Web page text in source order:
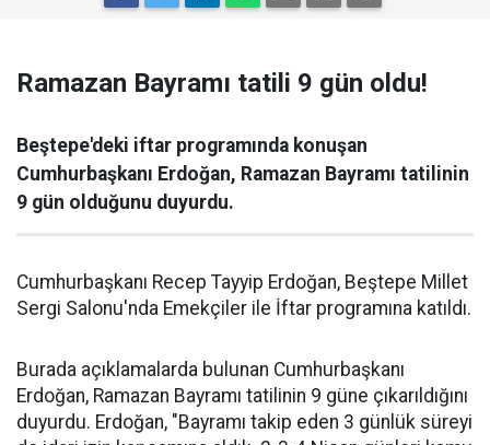
Ramazan Bayramı tatili 9 gün oldu!
Beştepe'deki iftar programında konuşan
Cumhurbaşkanı Erdoğan, Ramazan Bayramı tatilinin
9 gün olduğunu duyurdu.
Cumhurbaşkanı Recep Tayyip Erdoğan, Beştepe Millet
Sergi Salonu'nda Emekçiler ile İftar programına katıldı.
Burada açıklamalarda bulunan Cumhurbaşkanı
Erdoğan, Ramazan Bayramı tatilinin 9 güne çıkarıldığını
duyurdu. Erdoğan, "Bayramı takip eden 3 günlük süreyi